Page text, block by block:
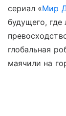
сериал «Мир
будущего,
глобальная
маячили на